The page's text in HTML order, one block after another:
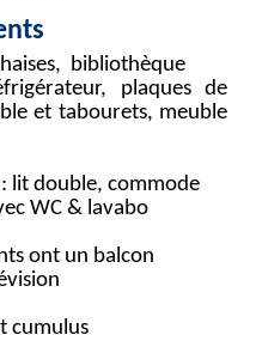
bibliothèque
plaques de
et tabourets, meuble
lit double, commode
WC & lavabo
ont un balcon
cumulus